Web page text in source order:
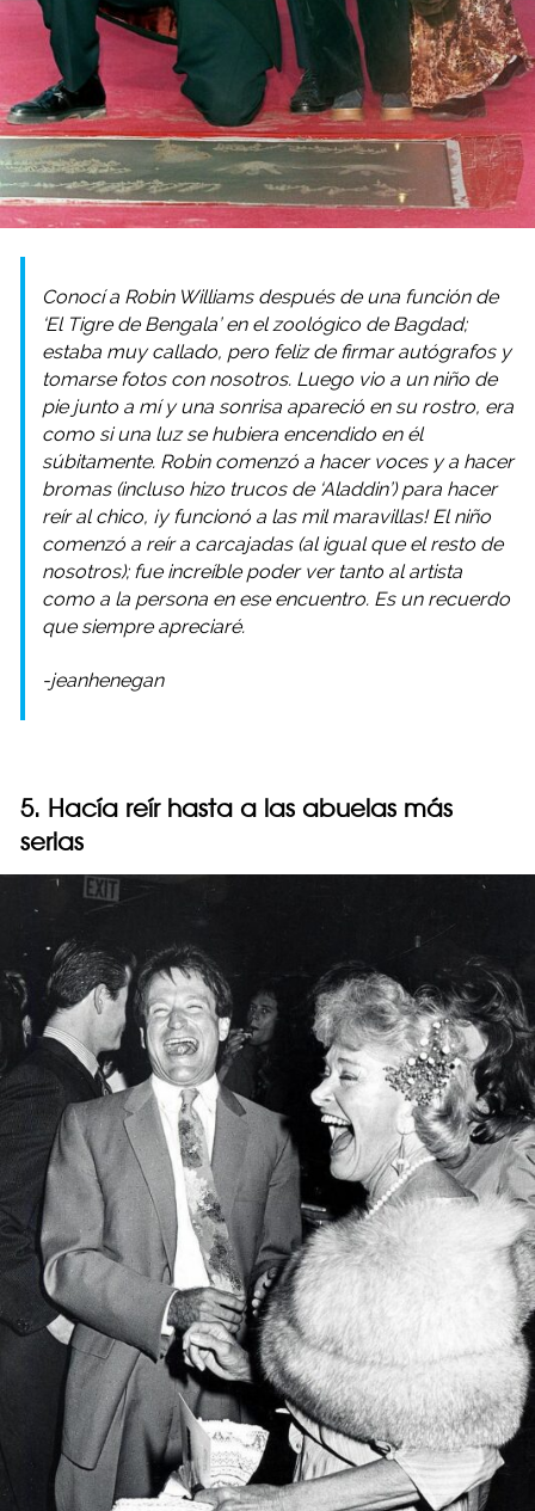
Conocí a Robin Williams después de una función de
‘El Tigre de Bengala’ en el zoológico de Bagdad;
estaba muy callado, pero feliz de firmar autógrafos y
tomarse fotos con nosotros. Luego vio a un niño de
pie junto a mí y una sonrisa apareció en su rostro, era
como si una luz se hubiera encendido en él
súbitamente. Robin comenzó a hacer voces y a hacer
bromas (incluso hizo trucos de ‘Aladdin’) para hacer
reír al chico, ¡y funcionó a las mil maravillas! El niño
comenzó a reír a carcajadas (al igual que el resto de
nosotros); fue increíble poder ver tanto al artista
como a la persona en ese encuentro. Es un recuerdo
que siempre apreciaré.
-jeanhenegan
5. Hacía reír hasta a las abuelas más
serias